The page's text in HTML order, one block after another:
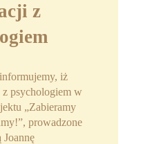
z
iż
z psychologiem w
„Zabieramy
prowadzone
Joannę